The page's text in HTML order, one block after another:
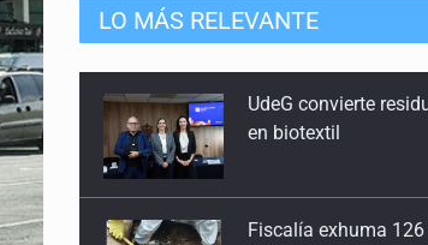
LO MÁS RELEVANTE
Fiscalía exhuma
32 fosas
Se recuperan ya de